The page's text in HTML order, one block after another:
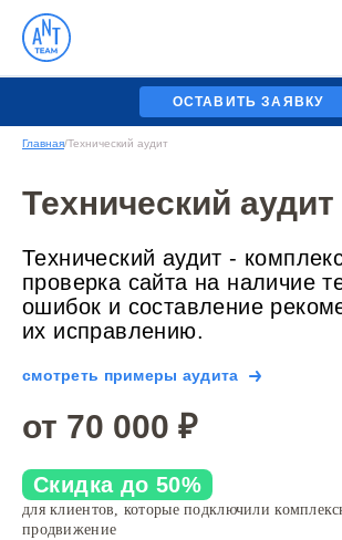
ОСТАВИТЬ ЗАЯВКУ
Главная/Технический аудит
Технический аудит
Технический аудит -
проверка сайта на наличие
ошибок и составление
их исправлению.
смотреть примеры аудита
от 70 000 ₽
Скидка до 50%
для клиентов, которые подключили
продвижение